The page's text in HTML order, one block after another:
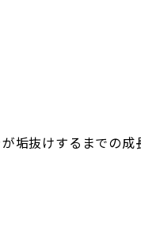
垢抜けするまでの成